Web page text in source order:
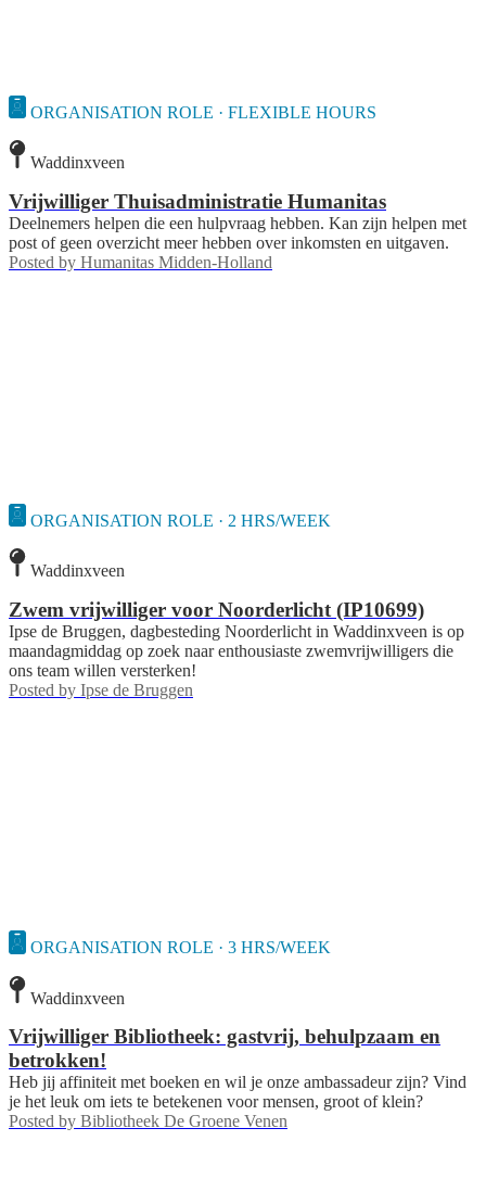
ORGANISATION ROLE · FLEXIBLE HOURS
Waddinxveen
Vrijwilliger Thuisadministratie Humanitas
Deelnemers helpen die een hulpvraag hebben. Kan zijn helpen met
post of geen overzicht meer hebben over inkomsten en uitgaven.
Posted by Humanitas Midden-Holland
ORGANISATION ROLE · 2 HRS/WEEK
Waddinxveen
Zwem vrijwilliger voor Noorderlicht (IP10699)
Ipse de Bruggen, dagbesteding Noorderlicht in Waddinxveen is op
maandagmiddag op zoek naar enthousiaste zwemvrijwilligers die
ons team willen versterken!
Posted by Ipse de Bruggen
ORGANISATION ROLE · 3 HRS/WEEK
Waddinxveen
Vrijwilliger Bibliotheek: gastvrij, behulpzaam en
betrokken!
Heb jij affiniteit met boeken en wil je onze ambassadeur zijn? Vind
je het leuk om iets te betekenen voor mensen, groot of klein?
Posted by Bibliotheek De Groene Venen